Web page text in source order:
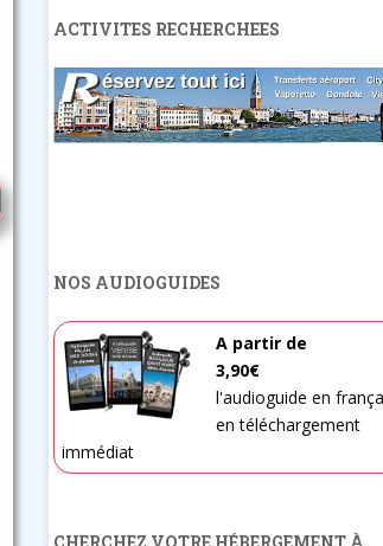
ACTIVITES RECHERCHEES
NOS AUDIOGUIDES
A partir de
3,90€
l'audioguide en
en téléchargement
immédiat
CHERCHEZ VOTRE HÉBERGEMENT À